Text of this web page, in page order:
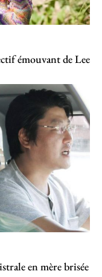
émouvant de Lee
en mère brisée